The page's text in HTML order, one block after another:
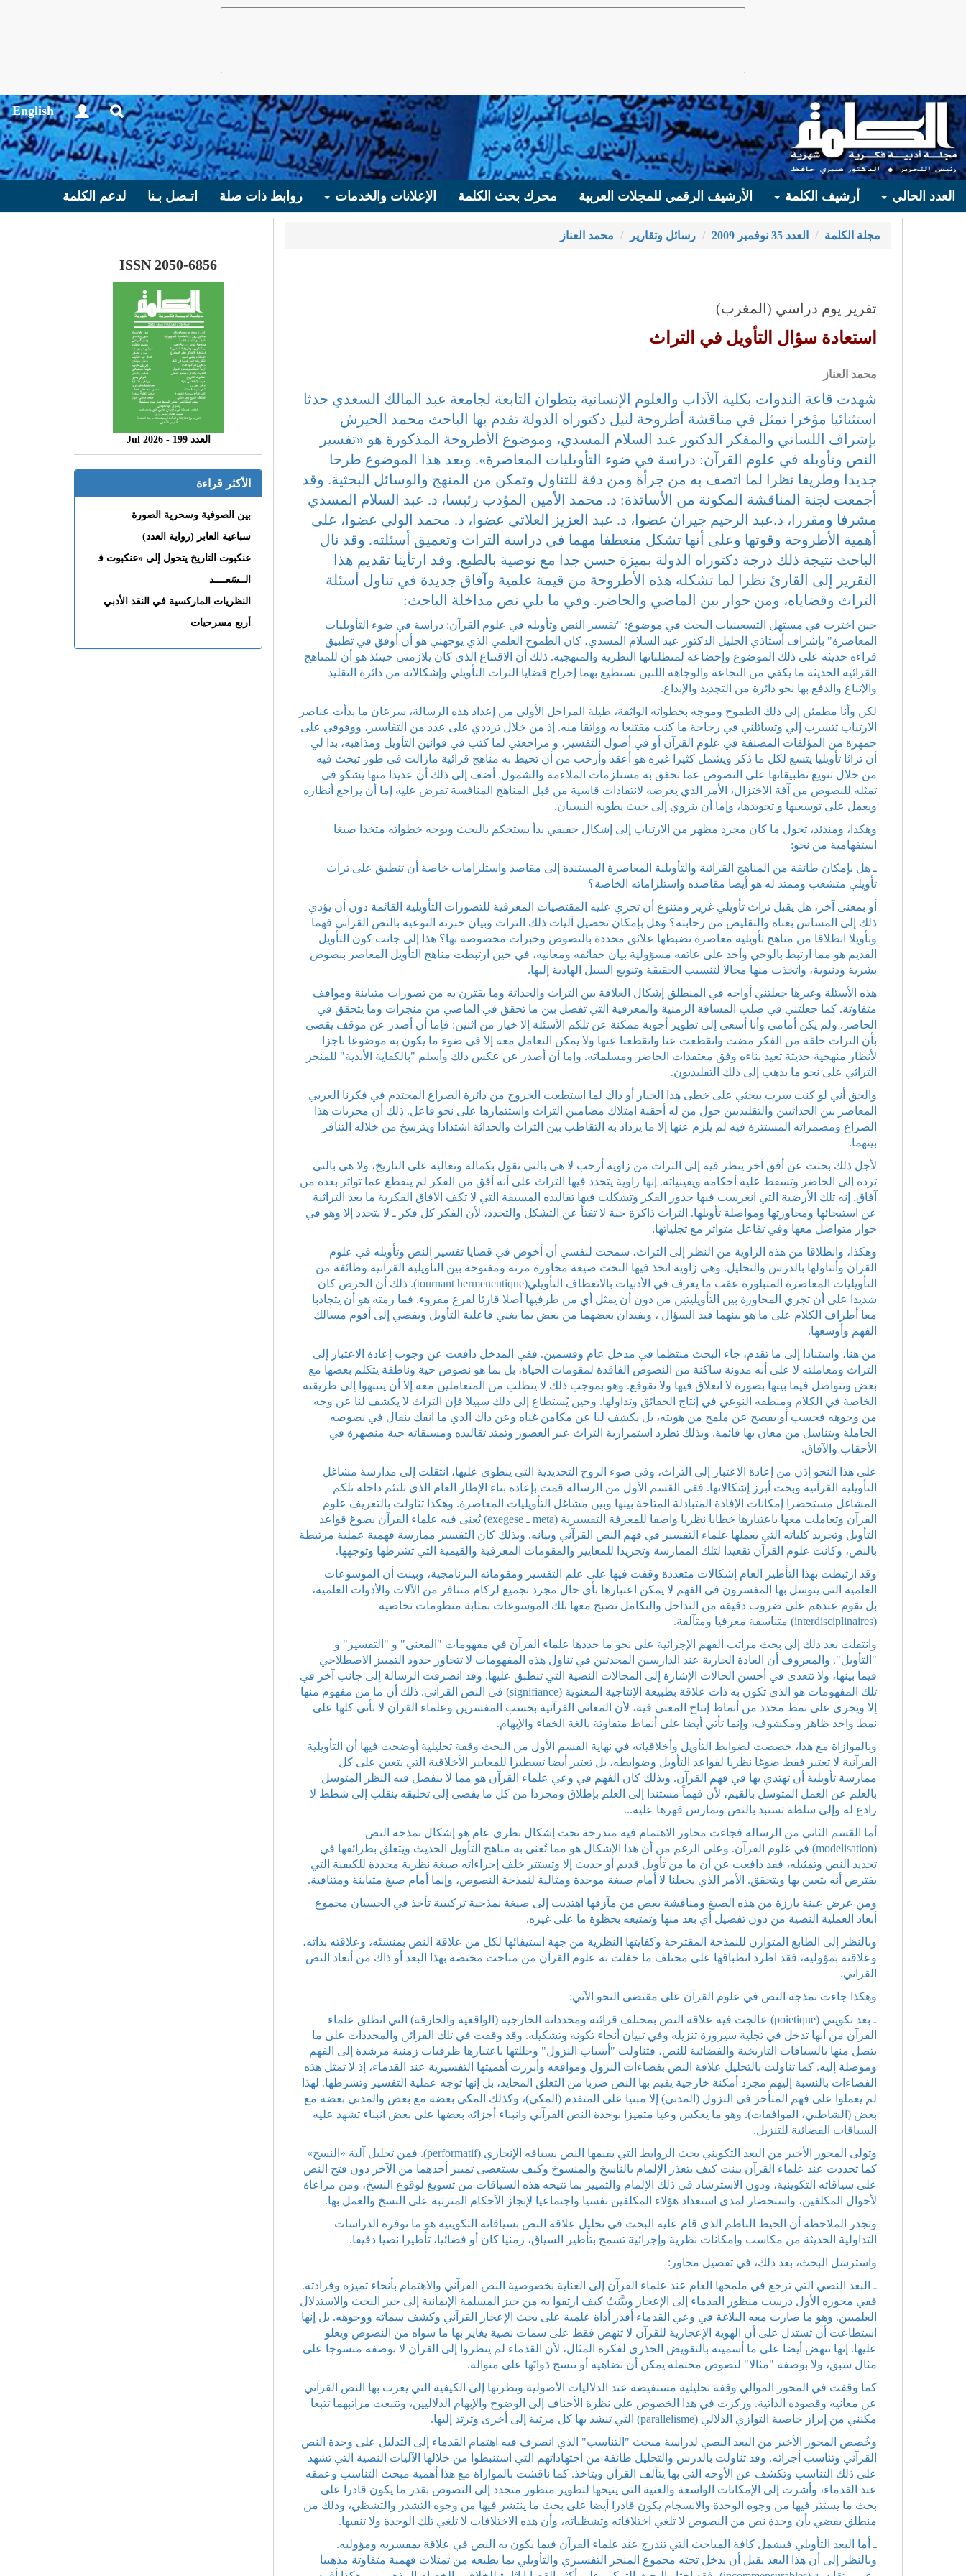
English
العدد الحالي أرشيف الكلمة الأرشيف الرقمي للمجلات العربية محرك بحث الكلمة الإعلانات والخدمات روابط ذات صلة اتـصل بـنا لدعم الكلمة
مجلة الكلمة العدد 35 نوفمبر 2009 رسائل وتقارير محمد العناز
تقرير يوم دراسي (المغرب)
استعادة سؤال التأويل في التراث
محمد العناز
شهدت قاعة الندوات بكلية الآداب والعلوم الإنسانية بتطوان التابعة لجامعة عبد المالك السعدي حدثا
استثنائيا مؤخرا تمثل في مناقشة أطروحة لنيل دكتوراه الدولة تقدم بها الباحث محمد الحيرش
بإشراف اللساني والمفكر الدكتور عبد السلام المسدي، وموضوع الأطروحة المذكورة هو «تفسير
النص وتأويله في علوم القرآن: دراسة في ضوء التأويليات المعاصرة». ويعد هذا الموضوع طرحا
جديدا وطريفا نظرا لما اتصف به من جرأة ومن دقة للتناول وتمكن من المنهج والوسائل البحثية. وقد
أجمعت لجنة المناقشة المكونة من الأساتذة: د. محمد الأمين المؤدب رئيسا، د. عبد السلام المسدي
مشرفا ومقررا، د.عبد الرحيم جيران عضوا، د. عبد العزيز العلاتي عضوا، د. محمد الولي عضوا، على
أهمية الأطروحة وقوتها وعلى أنها تشكل منعطفا مهما في دراسة التراث وتعميق أسئلته. وقد نال
الباحث نتيجة ذلك درجة دكتوراه الدولة بميزة حسن جدا مع توصية بالطبع. وقد ارتأينا تقديم هذا
التقرير إلى القارئ نظرا لما تشكله هذه الأطروحة من قيمة علمية وآفاق جديدة في تناول أسئلة
التراث وقضاياه، ومن حوار بين الماضي والحاضر. وفي ما يلي نص مداخلة الباحث:
حين اخترت في مستهل التسعينيات البحث في موضوع: "تفسير النص وتأويله في علوم القرآن: دراسة في ضوء التأويليات
المعاصرة" بإشراف أستاذي الجليل الدكتور عبد السلام المسدي، كان الطموح العلمي الذي يوجهني هو أن أوفق في تطبيق
قراءة حديثة على ذلك الموضوع وإخضاعه لمتطلباتها النظرية والمنهجية. ذلك أن الاقتناع الذي كان يلازمني حينئذ هو أن للمناهج
القرائية الحديثة ما يكفي من النجاعة والوجاهة اللتين تستطيع بهما إخراج قضايا التراث التأويلي وإشكالاته من دائرة التقليد
والإتباع والدفع بها نحو دائرة من التجديد والإبداع.
لكن وأنا مطمئن إلى ذلك الطموح وموجه بخطواته الواثقة، طيلة المراحل الأولى من إعداد هذه الرسالة، سرعان ما بدأت عناصر
الارتياب تتسرب إلي وتسائلني في رجاحة ما كنت مقتنعا به وواثقا منه. إذ من خلال ترددي على عدد من التفاسير، ووقوفي على
جمهرة من المؤلفات المصنفة في علوم القرآن أو في أصول التفسير، و مراجعتي لما كتب في قوانين التأويل ومذاهبه، بدا لي
أن تراثا تأويليا يتسع لكل ما ذكر ويشمل كثيرا غيره هو أعقد وأرحب من أن تحيط به مناهج قرائية مازالت في طور تبحث فيه
من خلال تنويع تطبيقاتها على النصوص عما تحقق به مستلزمات الملاءمة والشمول. أضف إلى ذلك أن عديدا منها يشكو في
تمثله للنصوص من آفة الاختزال، الأمر الذي يعرضه لانتقادات قاسية من قبل المناهج المنافسة تفرض عليه إما أن يراجع أنظاره
ويعمل على توسعيها و تجويدها، وإما أن ينزوي إلى حيث يطويه النسيان.
وهكذا، ومنذئذ، تحول ما كان مجرد مظهر من الارتياب إلى إشكال حقيقي بدأ يستحكم بالبحث ويوجه خطواته متخذا صيغا
استفهامية من نحو:
ـ هل بإمكان طائفة من المناهج القرائية والتأويلية المعاصرة المستندة إلى مقاصد واستلزامات خاصة أن تنطبق على تراث
تأويلي متشعب وممتد له هو أيضا مقاصده واستلزاماته الخاصة؟
أو بمعنى آخر، هل يقبل تراث تأويلي غزير ومتنوع أن تجري عليه المقتضيات المعرفية للتصورات التأويلية القائمة دون أن يؤدي
ذلك إلى المساس بغناه والتقليص من رحابته؟ وهل بإمكان تحصيل آليات ذلك التراث وبيان خبرته النوعية بالنص القرآني فهما
وتأويلا انطلاقا من مناهج تأويلية معاصرة تضبطها علائق محددة بالنصوص وخبرات مخصوصة بها؟ هذا إلى جانب كون التأويل
القديم هو مما ارتبط بالوحي وأخذ على عاتقه مسؤولية بيان حقائقه ومعانيه، في حين ارتبطت مناهج التأويل المعاصر بنصوص
بشرية ودنيوية، واتخذت منها مجالا لتنسيب الحقيقة وتنويع السبل الهادية إليها.
هذه الأسئلة وغيرها جعلتني أواجه في المنطلق إشكال العلاقة بين التراث والحداثة وما يقترن به من تصورات متباينة ومواقف
متفاوتة. كما جعلتني في صلب المسافة الزمنية والمعرفية التي تفصل بين ما تحقق في الماضي من منجزات وما يتحقق في
الحاضر. ولم يكن أمامي وأنا أسعى إلى تطوير أجوبة ممكنة عن تلكم الأسئلة إلا خيار من اثنين: فإما أن أصدر عن موقف يقضي
بأن التراث حلقة من الفكر مضت وانقطعت عنا وانقطعنا عنها ولا يمكن التعامل معه إلا في ضوء ما يكون به موضوعا ناجزا
لأنظار منهجية حديثة تعيد بناءه وفق معتقدات الحاضر ومسلماته. وإما أن أصدر عن عكس ذلك وأسلم "بالكفاية الأبدية" للمنجز
التراثي على نحو ما يذهب إلى ذلك التقليديون.
والحق أني لو كنت سرت ببحثي على خطى هذا الخيار أو ذاك لما استطعت الخروج من دائرة الصراع المحتدم في فكرنا العربي
المعاصر بين الحداثيين والتقليديين حول من له أحقية امتلاك مضامين التراث واستثمارها على نحو فاعل. ذلك أن مجريات هذا
الصراع ومضمراته المستترة فيه لم يلزم عنها إلا ما يزداد به التقاطب بين التراث والحداثة اشتدادا ويترسخ من خلاله التنافر
بينهما.
لأجل ذلك بحثت عن أفق آخر ينظر فيه إلى التراث من زاوية أرحب لا هي بالتي تقول بكماله وتعاليه على التاريخ، ولا هي بالتي
ترده إلى الحاضر وتسقط عليه أحكامه ويقينياته. إنها زاوية يتحدد فيها التراث على أنه أفق من الفكر لم ينقطع عما تواتر بعده من
آفاق. إنه تلك الأرضية التي انغرست فيها جذور الفكر وتشكلت فيها تقاليده المسبقة التي لا تكف الآفاق الفكرية ما بعد التراثية
عن استيحائها ومحاورتها ومواصلة تأويلها. التراث ذاكرة حية لا تفتأ عن التشكل والتجدد، لأن الفكر كل فكر ـ لا يتحدد إلا وهو في
حوار متواصل معها وفي تفاعل متواتر مع تجلياتها.
وهكذا، وانطلاقا من هذه الزاوية من النظر إلى التراث، سمحت لنفسي أن أخوض في قضايا تفسير النص وتأويله في علوم
القرآن وأتناولها بالدرس والتحليل. وهي زاوية اتخذ فيها البحث صيغة محاورة مرنة ومفتوحة بين التأويلية القرآنية وطائفة من
التأويليات المعاصرة المتبلورة عقب ما يعرف في الأدبيات بالانعطاف التأويلي(tournant hermeneutique). ذلك أن الحرص كان
شديدا على أن تجري المحاورة بين التأويليتين من دون أن يمثل أي من طرفيها أصلا قارئا لفرع مقروء. فما رمته هو أن يتجاذبا
معا أطراف الكلام على ما هو بينهما قيد السؤال ، ويفيدان بعضهما من بعض بما يغني فاعلية التأويل ويفضي إلى أقوم مسالك
الفهم وأوسعها.
من هنا، واستنادا إلى ما تقدم، جاء البحث منتظما في مدخل عام وقسمين. ففي المدخل دافعت عن وجوب إعادة الاعتبار إلى
التراث ومعاملته لا على أنه مدونة ساكنة من النصوص الفاقدة لمقومات الحياة، بل بما هو نصوص حية وناطقة يتكلم بعضها مع
بعض وتتواصل فيما بينها بصورة لا انغلاق فيها ولا تقوقع. وهو بموجب ذلك لا يتطلب من المتعاملين معه إلا أن يتنبهوا إلى طريقته
الخاصة في الكلام ومنطقه النوعي في إنتاج الحقائق وتداولها. وحين يُستطاع إلى ذلك سبيلا فإن التراث لا يكشف لنا عن وجه
من وجوهه فحسب أو يفصح عن ملمح من هويته، بل يكشف لنا عن مكامن غناه وعن ذاك الذي ما انفك ينقال في نصوصه
الحاملة ويتناسل من معان بها قائمة. وبذلك تطرد استمرارية التراث عبر العصور وتمتد تقاليده ومسبقاته حية منصهرة في
الأحقاب والآفاق.
على هذا النحو إذن من إعادة الاعتبار إلى التراث، وفي ضوء الروح التجديدية التي ينطوي عليها، انتقلت إلى مدارسة مشاغل
التأويلية القرآنية وبحث أبرز إشكالاتها. ففي القسم الأول من الرسالة قمت بإعادة بناء الإطار العام الذي تلتئم داخله تلكم
المشاغل مستحضرا إمكانات الإفادة المتبادلة المتاحة بينها وبين مشاغل التأويليات المعاصرة. وهكذا تناولت بالتعريف علوم
القرآن وتعاملت معها باعتبارها خطابا نظريا واصفا للمعرفة التفسيرية (meta ـ exegese) يُعنى فيه علماء القرآن بصوغ قواعد
التأويل وتجريد كلياته التي يعملها علماء التفسير في فهم النص القرآني وبيانه. وبذلك كان التفسير ممارسة فهمية عملية مرتبطة
بالنص، وكانت علوم القرآن تقعيدا لتلك الممارسة وتجريدا للمعايير والمقومات المعرفية والقيمية التي تشرطها وتوجهها.
وقد ارتبطت بهذا التأطير العام إشكالات متعددة وقفت فيها على علم التفسير ومقوماته البرنامجية، وبينت أن الموسوعات
العلمية التي يتوسل بها المفسرون في الفهم لا يمكن اعتبارها بأي حال مجرد تجميع لركام متنافر من الآلات والأدوات العلمية،
بل تقوم عندهم على ضروب دقيقة من التداخل والتكامل تصبح معها تلك الموسوعات بمثابة منظومات تخاصية
(interdisciplinaires) متناسقة معرفيا ومتآلفة.
وانتقلت بعد ذلك إلى بحث مراتب الفهم الإجرائية على نحو ما حددها علماء القرآن في مفهومات "المعنى" و "التفسير" و
"التأويل". والمعروف أن العادة الجارية عند الدارسين المحدثين في تناول هذه المفهومات لا تتجاوز حدود التمييز الاصطلاحي
فيما بينها، ولا تتعدى في أحسن الحالات الإشارة إلى المجالات النصية التي تنطبق عليها. وقد انصرفت الرسالة إلى جانب آخر في
تلك المفهومات هو الذي تكون به ذات علاقة بطبيعة الإنتاجية المعنوية (signifiance) في النص القرآني. ذلك أن ما من مفهوم منها
إلا ويجري على نمط محدد من أنماط إنتاج المعنى فيه، لأن المعاني القرآنية بحسب المفسرين وعلماء القرآن لا تأتي كلها على
نمط واحد ظاهر ومكشوف، وإنما تأتي أيضا على أنماط متفاوتة بالغة الخفاء والإبهام.
وبالموازاة مع هذا، خصصت لضوابط التأويل وأخلاقياته في نهاية القسم الأول من البحث وقفة تحليلية أوضحت فيها أن التأويلية
القرآنية لا تعتبر فقط صوغا نظريا لقواعد التأويل وضوابطه، بل تعتبر أيضا تسطيرا للمعايير الأخلاقية التي يتعين على كل
ممارسة تأويلية أن تهتدي بها في فهم القرآن. وبذلك كان الفهم في وعي علماء القرآن هو مما لا ينفصل فيه النظر المتوسل
بالعلم عن العمل المتوسل بالقيم، لأن فهماً مستندا إلى العلم بإطلاق ومجردا من كل ما يفضي إلى تخليقه ينقلب إلى شطط لا
رادع له وإلى سلطة تستبد بالنص وتمارس قهرها عليه...
أما القسم الثاني من الرسالة فجاءت محاور الاهتمام فيه مندرجة تحت إشكال نظري عام هو إشكال نمذجة النص
(modelisation) في علوم القرآن. وعلى الرغم من أن هذا الإشكال هو مما تُعنى به مناهج التأويل الحديث ويتعلق بطرائقها في
تحديد النص وتمثيله، فقد دافعت عن أن ما من تأويل قديم أو حديث إلا وتستتر خلف إجراءاته صيغة نظرية محددة للكيفية التي
يفترض أنه يتعين بها ويتحقق. الأمر الذي يجعلنا لا أمام صيغة موحدة ومثالية لنمذجة النصوص، وإنما أمام صيغ متباينة ومتنافية.
ومن عرض عينة بارزة من هذه الصيغ ومناقشة بعض من مآزقها اهتديت إلى صيغة نمذجية تركيبية تأخذ في الحسبان مجموع
أبعاد العملية النصية من دون تفضيل أي بعد منها وتمتيعه بحظوة ما على غيره.
وبالنظر إلى الطابع المتوازن للنمذجة المقترحة وكفايتها النظرية من جهة استيفائها لكل من علاقة النص بمنشئه، وعلاقته بذاته،
وعلاقته بمؤوليه، فقد اطرد انطباقها على مختلف ما حفلت به علوم القرآن من مباحث مختصة بهذا البعد أو ذاك من أبعاد النص
القرآني.
وهكذا جاءت نمذجة النص في علوم القرآن على مقتضى النحو الآتي:
ـ بعد تكويني (poietique) عالجت فيه علاقة النص بمختلف قرائنه ومحدداته الخارجية (الواقعية والخارقة) التي انطلق علماء
القرآن من أنها تدخل في تجلية سيرورة تنزيله وفي تبيان أنحاء تكونه وتشكيله. وقد وقفت في تلك القرائن والمحددات على ما
يتصل منها بالسياقات التاريخية والفضائية للنص، فتناولت "أسباب النزول" وحللتها باعتبارها ظرفيات زمنية مرشدة إلى الفهم
وموصلة إليه. كما تناولت بالتحليل علاقة النص بفضاءات النزول ومواقعه وأبرزت أهميتها التفسيرية عند القدماء، إذ لا تمثل هذه
الفضاءات بالنسبة إليهم مجرد أمكنة خارجية يقيم بها النص ضربا من التعلق المحايد، بل إنها توجه عملية التفسير وتشرطها. لهذا
لم يعملوا على فهم المتأخر في النزول (المدني) إلا مبنيا على المتقدم (المكي)، وكذلك المكي بعضه مع بعض والمدني بعضه مع
بعض (الشاطبي، الموافقات). وهو ما يعكس وعيا متميزا بوحدة النص القرآني وانبناء أجزائه بعضها على بعض انبناء تشهد عليه
السياقات الفضائية للتنزيل.
وتولى المحور الأخير من البعد التكويني بحث الروابط التي يقيمها النص بسياقه الإنجازي (performatif). فمن تحليل آلية «النسخ»
كما تحددت عند علماء القرآن بينت كيف يتعذر الإلمام بالناسخ والمنسوخ وكيف يستعصى تمييز أحدهما من الآخر دون فتح النص
على سياقاته التكوينية، ودون الاسترشاد في ذلك الإلمام والتمييز بما تتيحه هذه السياقات من تسويغ لوقوع النسخ، ومن مراعاة
لأحوال المكلفين، واستحضار لمدى استعداد هؤلاء المكلفين نفسيا واجتماعيا لإنجاز الأحكام المترتبة على النسخ والعمل بها.
وتجدر الملاحظة أن الخيط الناظم الذي قام عليه البحث في تحليل علاقة النص بسياقاته التكوينية هو ما توفره الدراسات
التداولية الحديثة من مكاسب وإمكانات نظرية وإجرائية تسمح بتأطير السياق، زمنيا كان أو فضائيا، تأطيرا نصيا دقيقا.
واسترسل البحث، بعد ذلك، في تفصيل محاور:
ـ البعد النصي التي ترجع في ملمحها العام عند علماء القرآن إلى العناية بخصوصية النص القرآني والاهتمام بأنحاء تميزه وفرادته.
ففي محوره الأول درست منظور القدماء إلى الإعجاز وبيَّنتُ كيف ارتقوا به من حيز المسلمة الإيمانية إلى حيز البحث والاستدلال
العلميين. وهو ما صارت معه البلاغة في وعي القدماء أقدر أداة علمية على بحث الإعجاز القرآني وكشف سماته ووجوهه. بل إنها
استطاعت أن تستدل على أن الهوية الإعجازية للقرآن لا تنهض فقط على سمات نصية يغاير بها ما سواه من النصوص ويعلو
عليها. إنها تنهض أيضا على ما أسميته بالتقويض الجذري لفكرة المثال، لأن القدماء لم ينظروا إلى القرآن لا بوصفه منسوجا على
مثال سبق، ولا بوصفه "مثالا" لنصوص محتملة يمكن أن تضاهيه أو تنسج ذواتَها على منواله.
كما وقفت في المحور الموالي وقفة تحليلية مستفيضة عند الدلاليات الأصولية ونظرتها إلى الكيفية التي يعرب بها النص القرآني
عن معانيه وقصوده الذاتية. وركزت في هذا الخصوص على نظرة الأحناف إلى الوضوح والإبهام الدلاليين، وتتبعت مراتبهما تتبعا
مكنني من إبراز خاصية التوازي الدلالي (parallelisme) التي تنشد بها كل مرتبة إلى أخرى وترتد إليها.
وخُصص المحور الأخير من البعد النصي لدراسة مبحث "التناسب" الذي انصرف فيه اهتمام القدماء إلى التدليل على وحدة النص
القرآني وتناسب أجزائه. وقد تناولت بالدرس والتحليل طائفة من اجتهاداتهم التي استنبطوا من خلالها الآليات النصية التي تشهد
على ذلك التناسب وتكشف عن الأوجه التي بها يتآلف القرآن ويتآخذ. كما ناقشت بالموازاة مع هذا أهمية مبحث التناسب وعمقه
عند القدماء، وأشرت إلى الإمكانات الواسعة والغنية التي يتيحها لتطوير منظور متجدد إلى النصوص بقدر ما يكون قادرا على
بحث ما يستتر فيها من وجوه الوحدة والانسجام يكون قادرا أيضا على بحث ما ينتشر فيها من وجوه التشذر والتشظي، وذلك من
منطلق يقضي بأن وحدة نص من النصوص لا تلغي اختلافاته وتشظياته، وأن هذه الاختلافات لا تلغي تلك الوحدة ولا تنفيها.
ـ أما البعد التأويلي فيشمل كافة المباحث التي تندرج عند علماء القرآن فيما يكون به النص في علاقة بمفسريه ومؤوليه.
وبالنظر إلى أن هذا البعد يقبل أن يدخل تحته مجموع المنجز التفسيري والتأويلي بما يطبعه من تمثلات فهمية متفاوتة مذهبيا
ISSN 2050-6856
العدد 199 - 2026 Jul
الأكثر قراءة
بين الصوفية وسحرية الصورة
سباعية العابر (رواية العدد)
عنكبوت التاريخ يتحول إلى «عنكبوت فى القلب»
الــسَعــــد
النظريات الماركسية في النقد الأدبي
أربع مسرحيات